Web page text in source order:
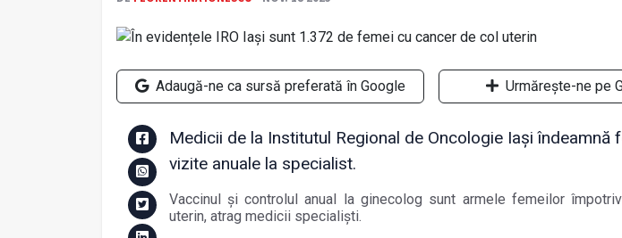
Adaugă-ne ca sursă preferată în Google Urmărește-ne pe
Medicii de la Institutul Regional de Oncologie Iași îndeamnă
vizite anuale la specialist.
Vaccinul și controlul anual la ginecolog sunt armele femeilor
uterin, atrag medicii specialiști.